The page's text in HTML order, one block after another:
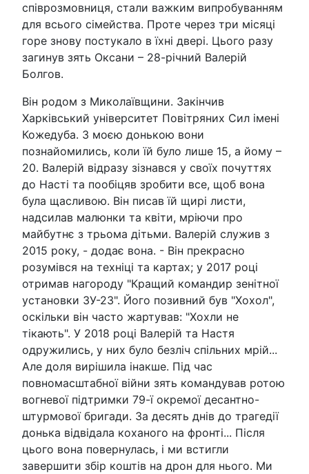
співрозмовниця, стали важким випробуванням
для всього сімейства. Проте через три місяці
горе знову постукало в їхні двері. Цього разу
загинув зять Оксани – 28-річний Валерій
Болгов.
Він родом з Миколаївщини. Закінчив
Харківський університет Повітряних Сил імені
Кожедуба. З моєю донькою вони
познайомились, коли їй було лише 15, а йому –
20. Валерій відразу зізнався у своїх почуттях
до Насті та пообіцяв зробити все, щоб вона
була щасливою. Він писав їй щирі листи,
надсилав малюнки та квіти, мріючи про
майбутнє з трьома дітьми. Валерій служив з
2015 року, - додає вона. - Він прекрасно
розумівся на техніці та картах; у 2017 році
отримав нагороду "Кращий командир зенітної
установки ЗУ-23". Його позивний був "Хохол",
оскільки він часто жартував: "Хохли не
тікають". У 2018 році Валерій та Настя
одружились, у них було безліч спільних мрій...
Але доля вирішила інакше. Під час
повномасштабної війни зять командував ротою
вогневої підтримки 79-ї окремої десантно-
штурмової бригади. За десять днів до трагедії
донька відвідала коханого на фронті... Після
цього вона повернулась, і ми встигли
завершити збір коштів на дрон для нього. Ми